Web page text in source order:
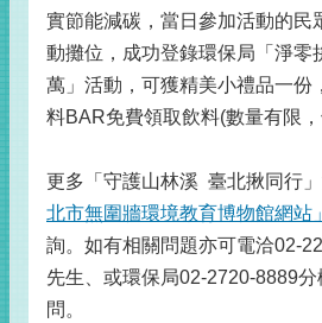
實節能減碳，當日參加活動的民
動攤位，成功登錄環保局「淨
萬」活動，可獲精美小禮品一份
料BAR免費領取飲料(數量有限，
更多「守護山林溪 臺北揪同行
北市無圍牆環境教育博物館網站」
詢。如有相關問題亦可電洽02-
先生、或環保局02-2720-8889
問。